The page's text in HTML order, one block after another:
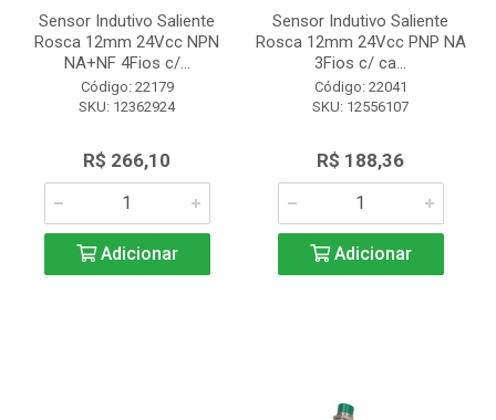
Sensor Indutivo Saliente
Rosca 12mm 24Vcc NPN
NA+NF 4Fios c/...
Código: 22179
SKU: 12362924
R$ 266,10
Adicionar
Sensor Indutivo Saliente
Rosca 12mm 24Vcc PNP NA
3Fios c/ ca...
Código: 22041
SKU: 12556107
R$ 188,36
Adicionar